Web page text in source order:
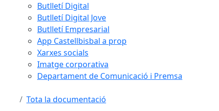
Butlletí Digital
Butlletí Digital Jove
Butlletí Empresarial
App Castellbisbal a prop
Xarxes socials
Imatge corporativa
Departament de Comunicació i Premsa
Tota la documentació